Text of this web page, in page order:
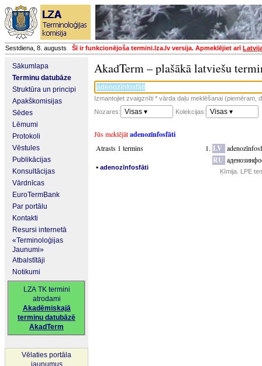
Sestdiena, 8. augusts Šī ir funkcionējoša termini.lza.lv versija. Apmeklējiet arī
Sākumlapa
Terminu datubāze
Struktūra un principi
Apakškomisijas
Sēdes
Lēmumi
Protokoli
Vēstules
Publikācijas
Konsultācijas
Vārdnīcas
EuroTermBank
Par portālu
Kontakti
Resursi internetā
«Terminoloģijas
Jaunumi»
Atbalstītāji
Notikumi
LZA TK termini
atrodami
Akadēmiskajā
terminu datubāzē
AkadTerm
Vēlaties portāla
jaunumus
AkadTerm – plašākā latviešu
Izmantojiet zvaigznīti * vārda daļu meklēšanai (piemēram,
Nozares:
Visas ▾ Kolekcijas: Visas ▾
Jūs meklējātadenozīnfosfāti
Atrasts 1 termins
▪ adenozīnfosfāti
LV
RU
Ķīmija. LPE